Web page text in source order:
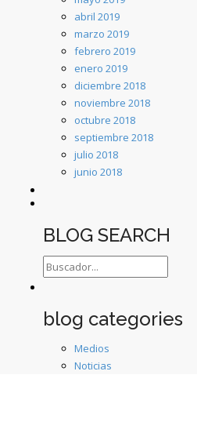
abril 2019
marzo 2019
febrero 2019
enero 2019
diciembre 2018
noviembre 2018
octubre 2018
septiembre 2018
julio 2018
junio 2018
BLOG SEARCH
blog categories
Medios
Noticias